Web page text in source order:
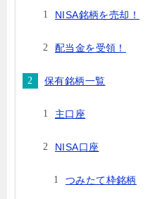
NISA銘柄を売却！
配当金を受領！
保有銘柄一覧
主口座
NISA口座
つみたて枠銘柄